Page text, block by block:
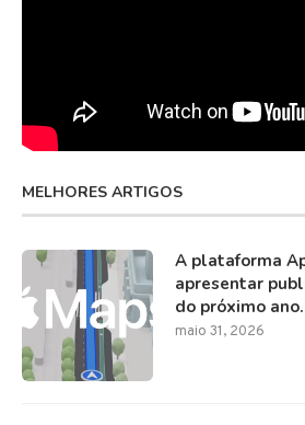
MELHORES ARTIGOS
A plataforma
apresentar
do próximo ano.
maio 31, 2026